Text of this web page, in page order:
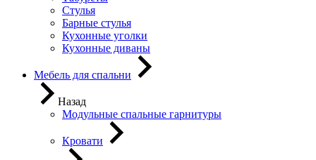
Стулья
Барные стулья
Кухонные уголки
Кухонные диваны
Мебель для спальни
Назад
Модульные спальные гарнитуры
Кровати